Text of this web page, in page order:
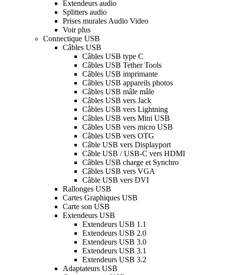
Extendeurs audio
Splitters audio
Prises murales Audio Video
Voir plus
Connectique USB
Câbles USB
Câbles USB type C
Câbles USB Tether Tools
Câbles USB imprimante
Câbles USB appareils photos
Câbles USB mâle mâle
Câbles USB vers Jack
Câbles USB vers Lightning
Câbles USB vers Mini USB
Câbles USB vers micro USB
Câbles USB vers OTG
Câble USB vers Displayport
Câble USB / USB-C vers HDMI
Câbles USB charge et Synchro
Câbles USB vers VGA
Câble USB vers DVI
Rallonges USB
Cartes Graphiques USB
Carte son USB
Extendeurs USB
Extendeurs USB 1.1
Extendeurs USB 2.0
Extendeurs USB 3.0
Extendeurs USB 3.1
Extendeurs USB 3.2
Adaptateurs USB